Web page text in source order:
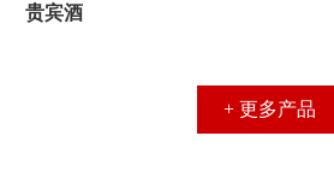
贵宾酒
+ 更多产品